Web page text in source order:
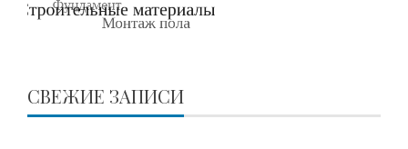
СВЕЖИЕ ЗАПИСИ